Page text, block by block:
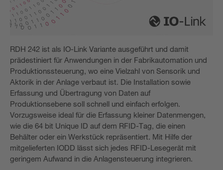
RDH 242 ist als IO-Link Variante ausgeführt und damit
prädestiniert für Anwendungen in der Fabrikautomation und
Produktionssteuerung, wo eine Vielzahl von Sensorik und
Aktorik in der Anlage verbaut ist. Die Installation sowie
Erfassung und Übertragung von Daten auf
Produktionsebene soll schnell und einfach erfolgen.
Vorzugsweise ideal für die Erfassung kleiner Datenmengen,
wie die 64 bit Unique ID auf dem RFID-Tag, die einen
Behälter oder ein Werkstück repräsentiert. Mit Hilfe der
mitgelieferten IODD lässt sich jedes RFID-Lesegerät mit
geringem Aufwand in die Anlagensteuerung integrieren.